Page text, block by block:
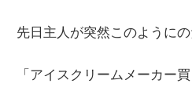
た
い
先日主人が突然このようにの
「アイスクリームメーカー買